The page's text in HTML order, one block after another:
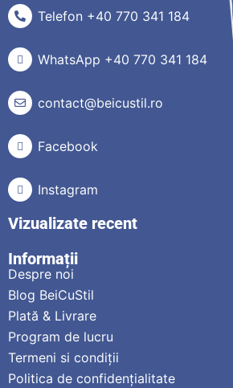
Telefon +40 770 341 184
WhatsApp +40 770 341 184
contact@beicustil.ro
Facebook
Instagram
Vizualizate recent
Informații
Despre noi
Blog BeiCuStil
Plată & Livrare
Program de lucru
Termeni si condiții
Politica de confidențialitate